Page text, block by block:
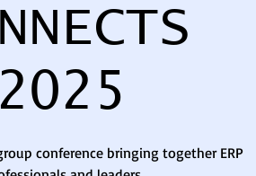
2025
conference bringing together ERP